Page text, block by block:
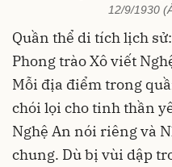
12/9/1930
Quần thể di tích lịch
Phong trào Xô viết
Mỗi địa điểm trong
chói lọi cho tinh thần
Nghệ An nói riêng và
chung. Dù bị vùi dập